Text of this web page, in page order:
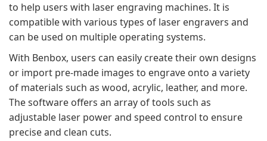
to help users with laser engraving machines. It is
compatible with various types of laser engravers and
can be used on multiple operating systems.
With Benbox, users can easily create their own designs
or import pre-made images to engrave onto a variety
of materials such as wood, acrylic, leather, and more.
The software offers an array of tools such as
adjustable laser power and speed control to ensure
precise and clean cuts.